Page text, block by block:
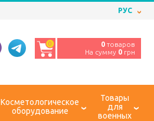
РУС
0 0 товаров
На сумму 0 грн
Косметологическое
оборудование
Товары
для
военных